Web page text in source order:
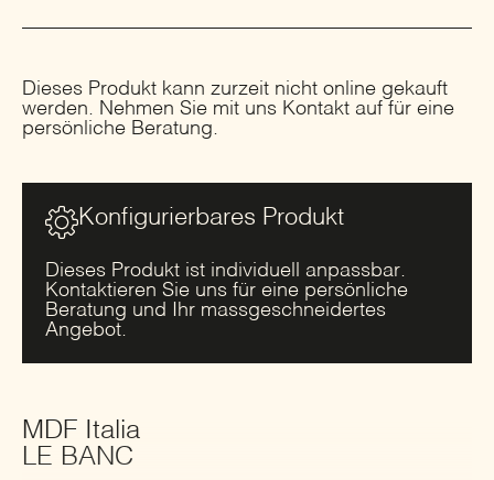
Dieses Produkt kann zurzeit nicht online gekauft
werden. Nehmen Sie mit uns Kontakt auf für eine
persönliche Beratung.
Konfigurierbares Produkt
Dieses Produkt ist individuell anpassbar.
Kontaktieren Sie uns für eine persönliche
Beratung und Ihr massgeschneidertes
Angebot.
MDF Italia
LE BANC